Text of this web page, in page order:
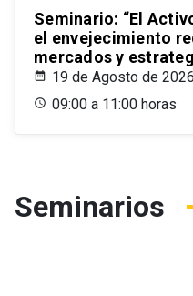
Seminario: “El
el envejecimiento
mercados y
19 de Agosto de 2026
09:00 a 11:00 horas
Seminarios